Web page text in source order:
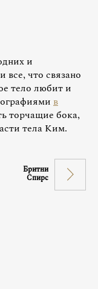
и
все, что связано
тело любит и
в
торчащие бока,
тела Ким.
Бритни
Спирс